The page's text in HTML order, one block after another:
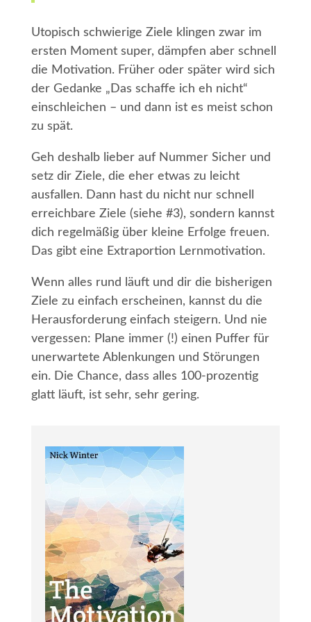
Utopisch schwierige Ziele klingen zwar im
ersten Moment super, dämpfen aber schnell
die Motivation. Früher oder später wird sich
der Gedanke „Das schaffe ich eh nicht“
einschleichen – und dann ist es meist schon
zu spät.
Geh deshalb lieber auf Nummer Sicher und
setz dir Ziele, die eher etwas zu leicht
ausfallen. Dann hast du nicht nur schnell
erreichbare Ziele (siehe #3), sondern kannst
dich regelmäßig über kleine Erfolge freuen.
Das gibt eine Extraportion Lernmotivation.
Wenn alles rund läuft und dir die bisherigen
Ziele zu einfach erscheinen, kannst du die
Herausforderung einfach steigern. Und nie
vergessen: Plane immer (!) einen Puffer für
unerwartete Ablenkungen und Störungen
ein. Die Chance, dass alles 100-prozentig
glatt läuft, ist sehr, sehr gering.